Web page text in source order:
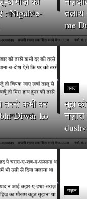
: Nigah-e-
तलाश
me
तरसे कभी दर
Diwar ko
ग़ज़ल
मुझ
ग़ज़ल